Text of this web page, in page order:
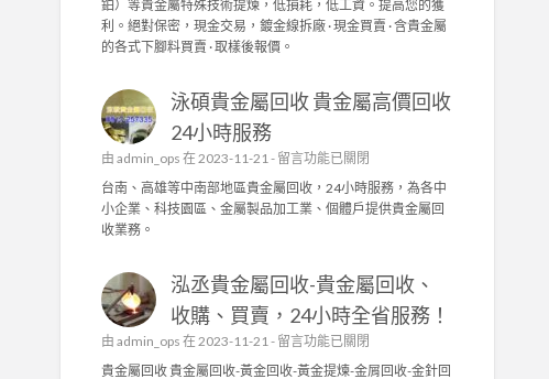
修
繕
庭
〉
中
金
屬
回
/
貴
金
屬
中
鉑）等貴金屬特殊技術提煉，低損耗，低工資。提高您的獲
利。絕對保密，現金交易，鍍金線拆廠 · 現金買賣 · 含貴金屬
的各式下腳料買賣 · 取樣後報價。
泳碩貴金屬回收 貴金屬高價回收
24小時服務
由 admin_ops 在 2023-11-21 - 在
〈
泳
碩
屬
收
貴
金
留言功能已關閉
台南、高雄等中南部地區貴金屬回收，24小時服務，為各中
小企業、科技園區、金屬製品加工業、個體戶提供貴金屬回
收業務。
泓丞貴金屬回收-貴金屬回收、
收購、買賣，24小時全省服務！
由 admin_ops 在 2023-11-21 - 在
〈
留言功能已關閉
貴金屬回收 貴金屬回收-黃金回收-黃金提煉-金屑回收-金針回